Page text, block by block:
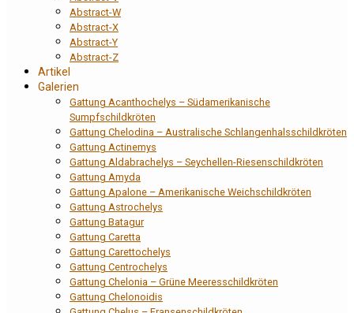
Abstract-W
Abstract-X
Abstract-Y
Abstract-Z
Artikel
Galerien
Gattung Acanthochelys – Südamerikanische
Sumpfschildkröten
Gattung Chelodina – Australische Schlangenhalsschildkröten
Gattung Actinemys
Gattung Aldabrachelys – Seychellen-Riesenschildkröten
Gattung Amyda
Gattung Apalone – Amerikanische Weichschildkröten
Gattung Astrochelys
Gattung Batagur
Gattung Caretta
Gattung Carettochelys
Gattung Centrochelys
Gattung Chelonia – Grüne Meeresschildkröten
Gattung Chelonoidis